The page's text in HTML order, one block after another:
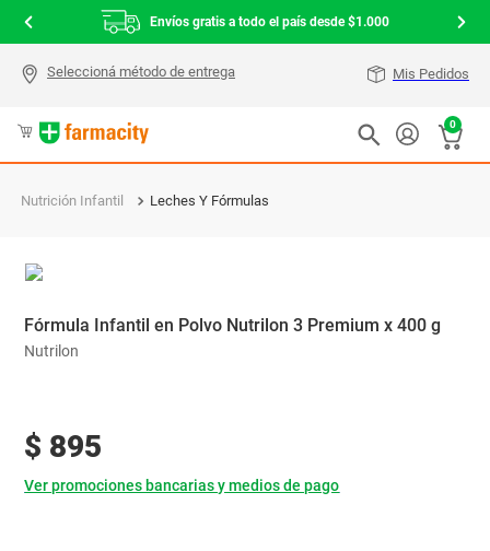
Envíos gratis a todo el país desde $1.000
Mis Pedidos
0
Nutrición Infantil Leches Y Fórmulas
Fórmula Infantil en Polvo Nutrilon 3 Premium x 400 g
Nutrilon
$ 895
Ver promociones bancarias y medios de pago